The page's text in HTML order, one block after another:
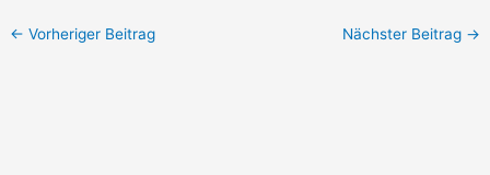
← Vorheriger Beitrag Nächster Beitrag →